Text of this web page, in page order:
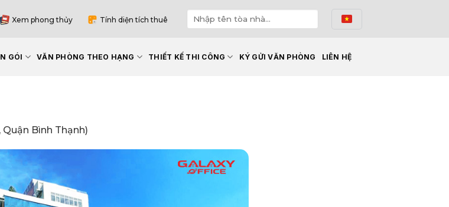
Xem phong thủy Tính diện tích thuê
GÓI VĂN PHÒNG THEO HẠNG THIẾT KẾ THI CÔNG KÝ GỬI VĂN PHÒNG LIÊN HỆ
Bình Thạnh)